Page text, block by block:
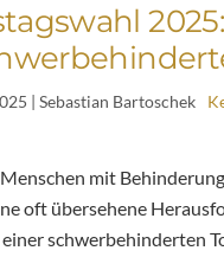
| Sebastian Bartoschek
mit
oft übersehene
schwerbehinderten